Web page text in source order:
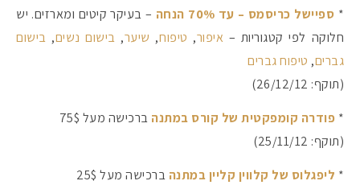
* ספיישל כריסמס – עד 70% הנחה
– בעיקר קיטים ומארזים. יש
חלוקה לפי קטגוריות – איפור, טיפוח, שיער, בישום נשים, בישום
גברים, טיפוח גברים
(תוקף: 26/12/12)
* פודרה קומפקטית של קורס במתנה ברכישה מעל 75$
(תוקף: 25/11/12)
* ליפגלוס של קלווין קליין במתנה ברכישה מעל 25$